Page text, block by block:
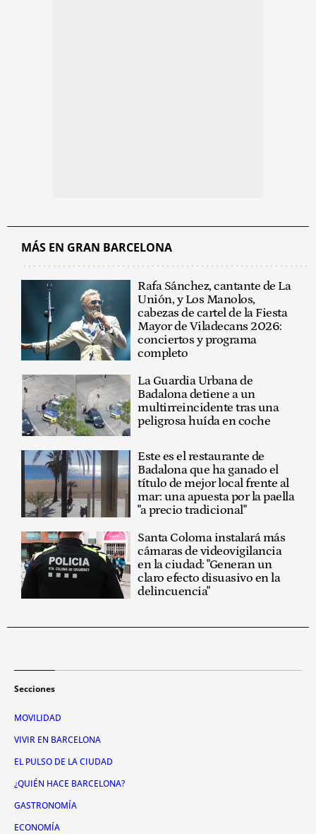
MÁS EN GRAN BARCELONA
Rafa Sánchez, cantante de La
Unión, y Los Manolos,
cabezas de cartel de la Fiesta
Mayor de Viladecans 2026:
conciertos y programa
completo
La Guardia Urbana de
Badalona detiene a un
multirreincidente tras una
peligrosa huída en coche
Este es el restaurante de
Badalona que ha ganado el
título de mejor local frente al
mar: una apuesta por la paella
"a precio tradicional"
Santa Coloma instalará más
cámaras de videovigilancia
en la ciudad: "Generan un
claro efecto disuasivo en la
delincuencia"
Secciones
MOVILIDAD
VIVIR EN BARCELONA
EL PULSO DE LA CIUDAD
¿QUIÉN HACE BARCELONA?
GASTRONOMÍA
ECONOMÍA